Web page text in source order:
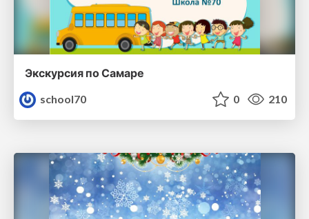
Экскурсия по Самаре
school70
0 210